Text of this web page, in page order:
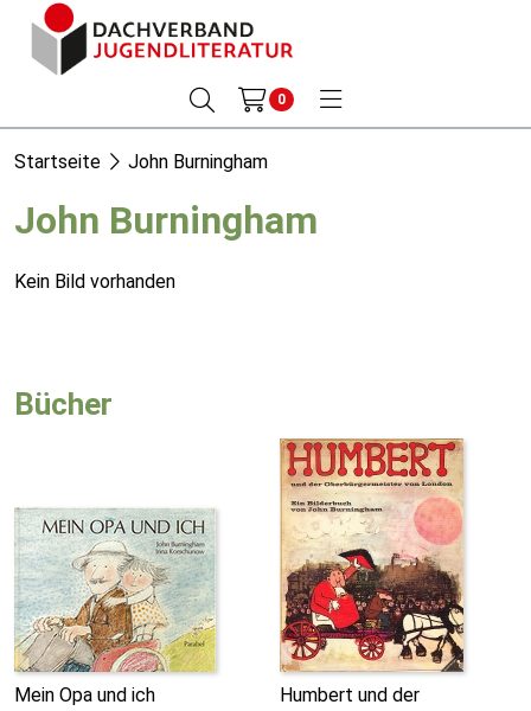
0
Startseite John Burningham
John Burningham
Kein Bild vorhanden
Bücher
Mein Opa und ich
Humbert und der